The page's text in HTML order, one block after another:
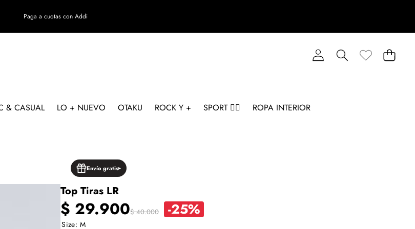
Paga a cuotas con Addi
& CASUAL LO + NUEVO OTAKU ROCK Y + SPORT 🏋️‍♂️ ROPA INTERIOR
Envío gratis
Top Tiras LR
Precio
$ 29.900Precio
$ 40.000 -25%
Size: M